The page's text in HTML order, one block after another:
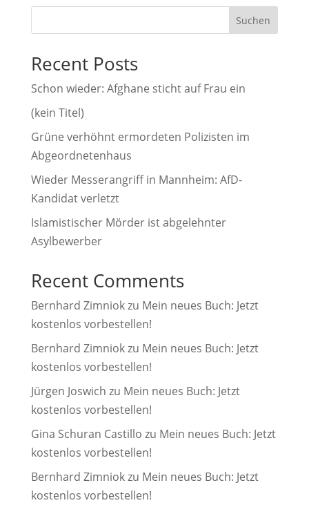
r
t
i
e
:
Suchen
Recent Posts
Schon wieder: Afghane sticht auf Frau ein
(kein Titel)
Grüne verhöhnt ermordeten Polizisten im
Abgeordnetenhaus
Wieder Messerangriff in Mannheim: AfD-
Kandidat verletzt
Islamistischer Mörder ist abgelehnter
Asylbewerber
Recent Comments
Bernhard Zimniokzu Mein neues Buch: Jetzt
kostenlos vorbestellen!
Bernhard Zimniokzu Mein neues Buch: Jetzt
kostenlos vorbestellen!
Jürgen Joswich zu Mein neues Buch: Jetzt
kostenlos vorbestellen!
Gina Schuran Castillo zu Mein neues Buch: Jetzt
kostenlos vorbestellen!
Bernhard Zimniokzu Mein neues Buch: Jetzt
kostenlos vorbestellen!